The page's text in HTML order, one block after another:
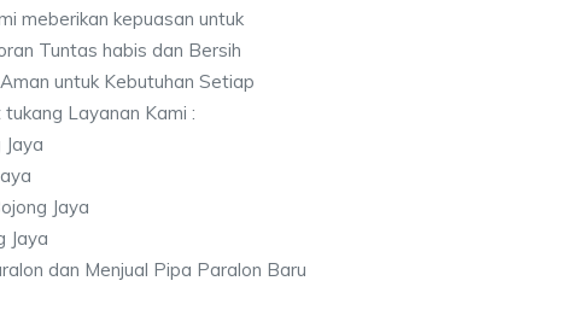
meberikan kepuasan untuk
Tuntas habis dan Bersih
untuk Kebutuhan Setiap
Layanan Kami :
Jaya
Jaya
dan Menjual Pipa Paralon Baru